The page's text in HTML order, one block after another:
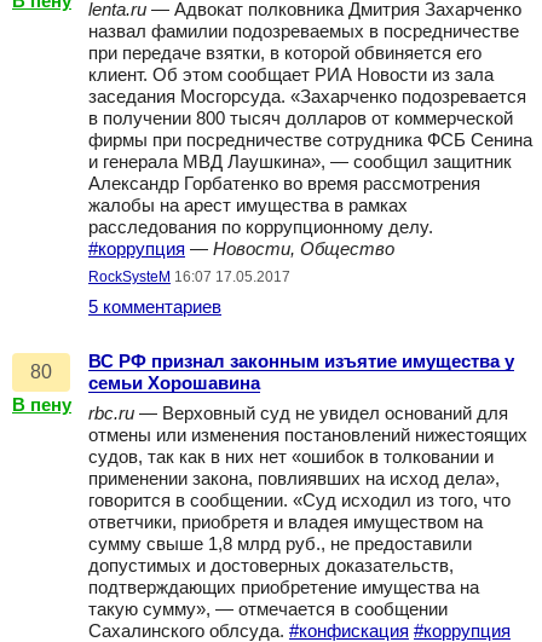
lenta.ru — Адвокат полковника Дмитрия Захарченко
назвал фамилии подозреваемых в посредничестве
при передаче взятки, в которой обвиняется его
клиент. Об этом сообщает РИА Новости из зала
заседания Мосгорсуда. «Захарченко подозревается
в получении 800 тысяч долларов от коммерческой
фирмы при посредничестве сотрудника ФСБ Сенина
и генерала МВД Лаушкина», — сообщил защитник
Александр Горбатенко во время рассмотрения
жалобы на арест имущества в рамках
расследования по коррупционному делу.
#коррупция — Новости, Общество
RockSysteM 16:07 17.05.2017
5 комментариев
80
В пену
ВС РФ признал законным изъятие имущества у
семьи Хорошавина
rbc.ru — Верховный суд не увидел оснований для
отмены или изменения постановлений нижестоящих
судов, так как в них нет «ошибок в толковании и
применении закона, повлиявших на исход дела»,
говорится в сообщении. «Суд исходил из того, что
ответчики, приобретя и владея имуществом на
сумму свыше 1,8 млрд руб., не предоставили
допустимых и достоверных доказательств,
подтверждающих приобретение имущества на
такую сумму», — отмечается в сообщении
Сахалинского облсуда. #конфискация #коррупция